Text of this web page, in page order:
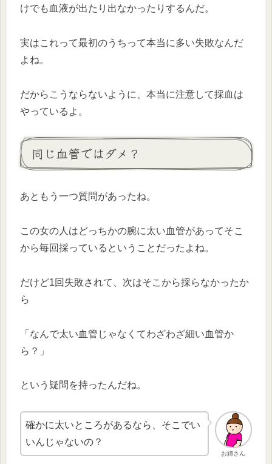
けでも血液が出たり出なかったりするんだ。
実はこれって最初のうちって本当に多い失敗なんだ
よね。
だからこうならないように、本当に注意して採血は
やっているよ。
同じ血管ではダメ？
あともう一つ質問があったね。
この女の人はどっちかの腕に太い血管があってそこ
から毎回採っているということだったよね。
だけど1回失敗されて、次はそこから採らなかったか
ら
「なんで太い血管じゃなくてわざわざ細い血管か
ら？」
という疑問を持ったんだね。
お姉さん
確かに太いところがあるなら、そこでい
いんじゃないの？